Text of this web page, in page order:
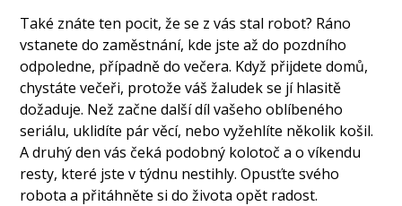
Také znáte ten pocit, že se z vás stal robot? Ráno
vstanete do zaměstnání, kde jste až do pozdního
odpoledne, případně do večera. Když přijdete domů,
chystáte večeři, protože váš žaludek se jí hlasitě
dožaduje. Než začne další díl vašeho oblíbeného
seriálu, uklidíte pár věcí, nebo vyžehlíte několik košil.
A druhý den vás čeká podobný kolotoč a o víkendu
resty, které jste v týdnu nestihly. Opusťte svého
robota a přitáhněte si do života opět radost.